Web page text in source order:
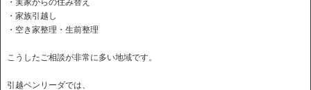
・実家からの住み替え
・家族引越し
・空き家整理・生前整理
こうしたご相談が非常に多い地域です。
引越ベンリーダでは、